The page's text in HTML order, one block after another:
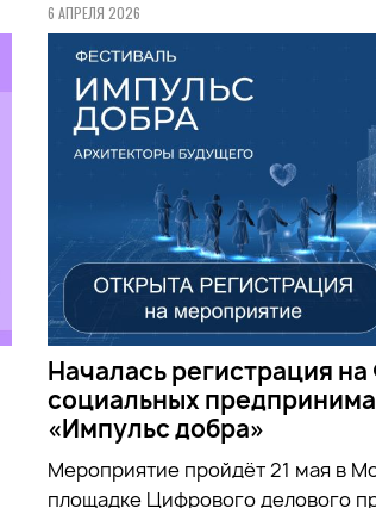
6 АПРЕЛЯ 2026
Началась регистрация
социальных
«Импульс добра»
Мероприятие пройдёт 21 мая в
площадке Цифрового делового